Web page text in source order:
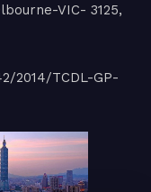
VIC- 3125,
2014/TCDL-GP-